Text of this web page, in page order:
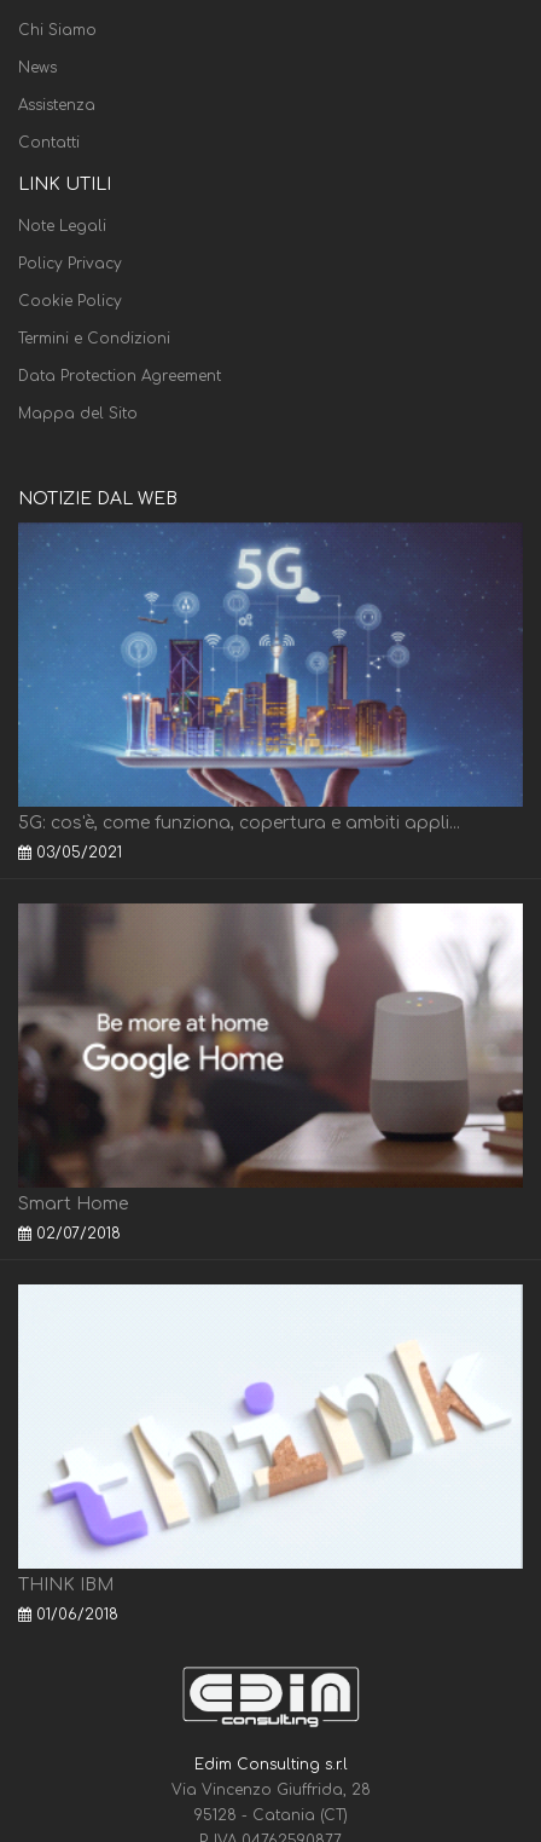
Chi Siamo
News
Assistenza
Contatti
LINK UTILI
Note Legali
Policy Privacy
Cookie Policy
Termini e Condizioni
Data Protection Agreement
Mappa del Sito
NOTIZIE DAL WEB
5G: cos'è, come funziona, copertura e ambiti appli...
03/05/2021
Smart Home
02/07/2018
THINK IBM
01/06/2018
Edim Consulting s.r.l
Via Vincenzo Giuffrida, 28
95128 - Catania (CT)